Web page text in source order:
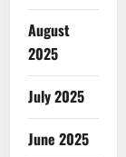
August
2025
July 2025
June 2025